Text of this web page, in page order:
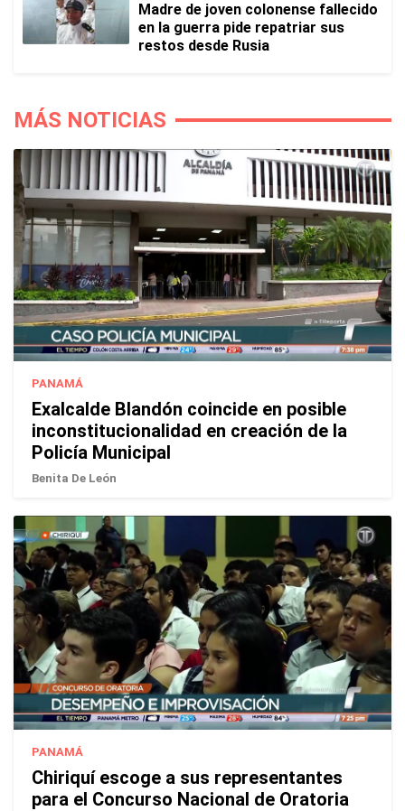
Madre de joven colonense fallecido
en la guerra pide repatriar sus
restos desde Rusia
MÁS NOTICIAS
PANAMÁ
Exalcalde Blandón coincide en posible
inconstitucionalidad en creación de la
Policía Municipal
Benita De León
PANAMÁ
Chiriquí escoge a sus representantes
para el Concurso Nacional de Oratoria